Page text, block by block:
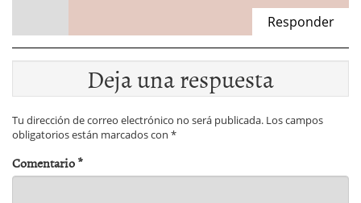
Responder
Deja una respuesta
Tu dirección de correo electrónico no será publicada. Los campos
obligatorios están marcados con *
Comentario*